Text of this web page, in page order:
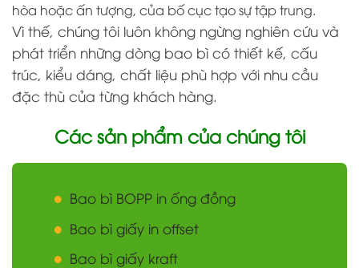
hòa hoặc ấn tượng, của bố cục tạo sự tập trung.
Vì thế, chúng tôi luôn không ngừng nghiên cứu và
phát triển những dòng bao bì có thiết kế, cấu
trúc, kiểu dáng, chất liệu phù hợp với nhu cầu
đặc thù của từng khách hàng.
Các sản phẩm của chúng tôi
Bao bì BOPP in ống đồng
Bao bì giấy in offset
Bao bì giấy kraft